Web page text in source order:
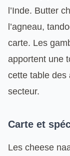
l’Inde. Butter
l’agneau,
carte. Les
apportent une
cette table des
secteur.
Carte et
Les cheese